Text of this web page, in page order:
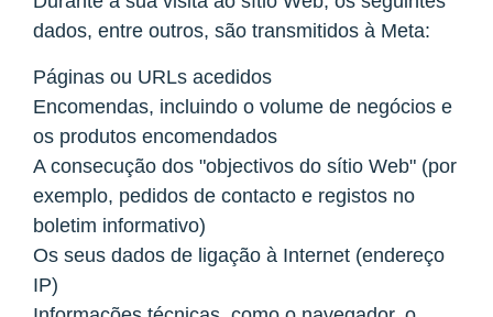
dados, entre outros, são transmitidos à Meta:
Páginas ou URLs acedidos
Encomendas, incluindo o volume de negócios e
os produtos encomendados
A consecução dos "objectivos do sítio Web" (por
exemplo, pedidos de contacto e registos no
boletim informativo)
Os seus dados de ligação à Internet (endereço
IP)